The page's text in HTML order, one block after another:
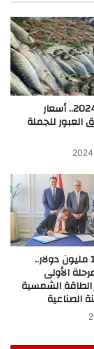
13 أغسطس 2024.. أسعار
للجملة
باستثمارات 1.8 مليون دولار..
الأولى
الشمسية
الصناعية